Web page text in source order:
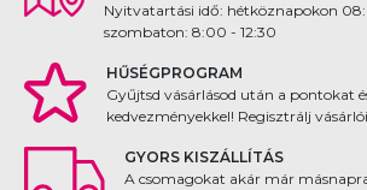
Nyitvatartási idő: hétköznapokon
szombaton: 8:00 - 12:30
HŰSÉGPROGRAM
Gyűjtsd vásárlásod után a pontokat
kedvezményekkel! Regisztrálj
GYORS KISZÁLLÍTÁS
A csomagokat akár már